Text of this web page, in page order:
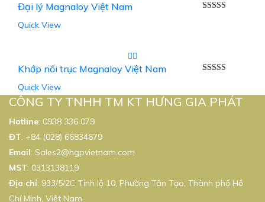
Đại lý Magnaloy Việt Nam
Quick View
sao
Khớp nối trục Magnaloy Việt Nam
Quick View
CÔNG TY TNHH TM KT HƯNG GIA PHÁT
Hotline: 0938 336 079
ĐT: +84 (028) 66834679
Email: Sales2@hgpvietnam.com
MST: 0313138119
Địa chỉ: 933/5/2C Tỉnh lộ 10, Phường Tân Tạo, Thành phố Hồ
Chí Minh, Việt Nam.